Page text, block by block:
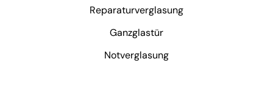
Reparaturverglasung
Ganzglastür
Notverglasung